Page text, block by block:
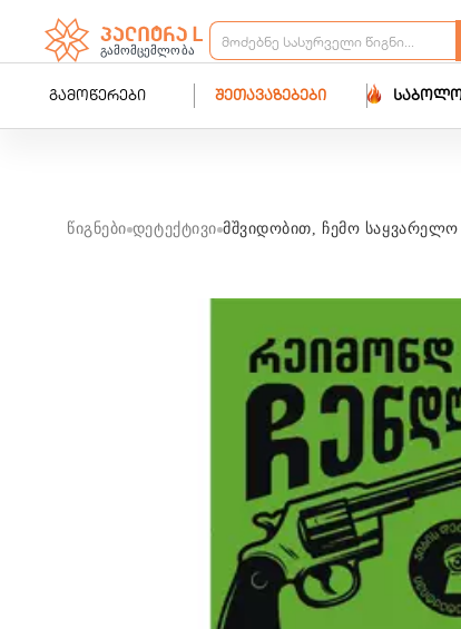
გამოწერები შეთავაზებები
წიგნები დეტექტივი მშვიდობით, ჩემო საყვარელო